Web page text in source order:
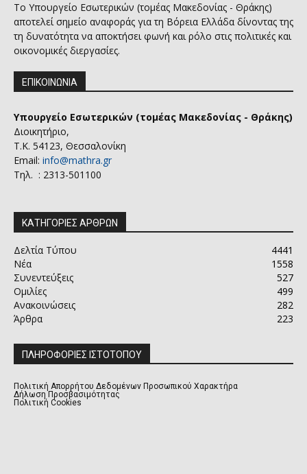
Το Υπουργείο Εσωτερικών (τομέας Μακεδονίας - Θράκης)
αποτελεί σημείο αναφοράς για τη Βόρεια Ελλάδα δίνοντας της
τη δυνατότητα να αποκτήσει φωνή και ρόλο στις πολιτικές και
οικονομικές διεργασίες.
ΕΠΙΚΟΙΝΩΝΙΑ
Υπουργείο Εσωτερικών (τομέας Μακεδονίας - Θράκης)
Διοικητήριο,
Τ.Κ. 54123, Θεσσαλονίκη
Email: info@mathra.gr
Τηλ. : 2313-501100
ΚΑΤΗΓΟΡΙΕΣ ΑΡΘΡΩΝ
Δελτία Τύπου
4441
Νέα
1558
Συνεντεύξεις
527
Ομιλίες
499
Ανακοινώσεις
282
Άρθρα
223
ΠΛΗΡΟΦΟΡΙΕΣ ΙΣΤΟΤΟΠΟΥ
Πολιτική Απορρήτου Δεδομένων Προσωπικού Χαρακτήρα
Δήλωση Προσβασιμότητας
Πολιτική Cookies